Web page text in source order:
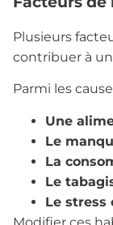
Plusieurs
contribuer à
Parmi les
Une
Le
La
Le
Le stress
Modifier ces